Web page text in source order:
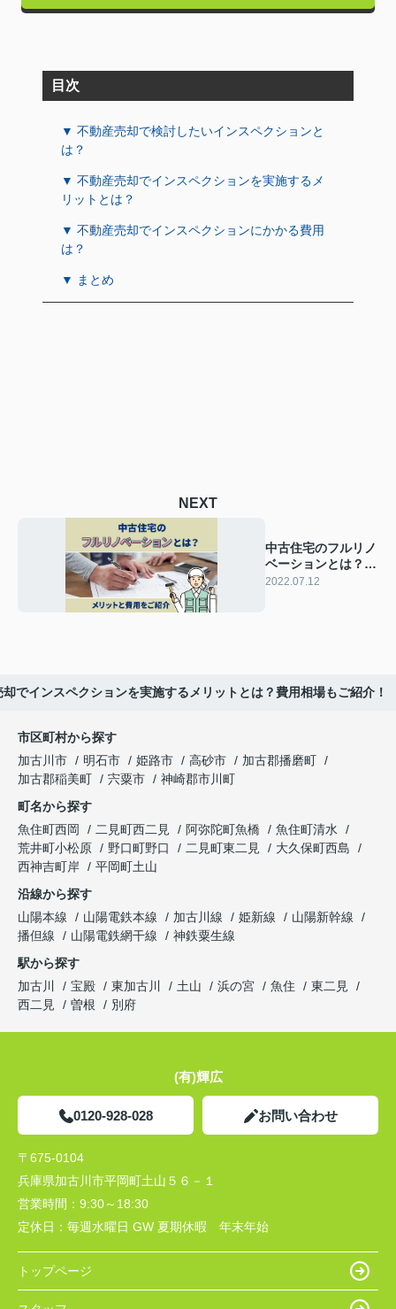
目次
▼ 不動産売却で検討したいインスペクションと
は？
▼ 不動産売却でインスペクションを実施するメ
リットとは？
▼ 不動産売却でインスペクションにかかる費用
は？
▼ まとめ
NEXT
中古住宅のフルリノ
ベーションとは？そ
のメリットと費用を
2022.07.12
でインスペクションを実施するメリットとは？費用相場もご紹介！
市区町村から探す
加古川市
明石市 姫路市 高砂市
加古郡播磨町
加古郡稲美町
宍粟市
神崎郡市川町
町名から探す
魚住町西岡
二見町西二見 阿弥陀町魚橋
魚住町清水
荒井町小松原
野口町野口 二見町東二見
大久保町西島
西神吉町岸
平岡町土山
沿線から探す
山陽本線
山陽電鉄本線 加古川線 姫新線
山陽新幹線
播但線
山陽電鉄網干線
神鉄粟生線
駅から探す
加古川
宝殿 東加古川 土山 浜の宮 魚住
東二見
西二見
曽根 別府
(有)輝広
0120-928-028 お問い合わせ
〒675-0104
兵庫県加古川市平岡町土山５６－１
営業時間： 9:30～18:30
定休日： 毎週水曜日 GW 夏期休暇 年末年始
トップページ